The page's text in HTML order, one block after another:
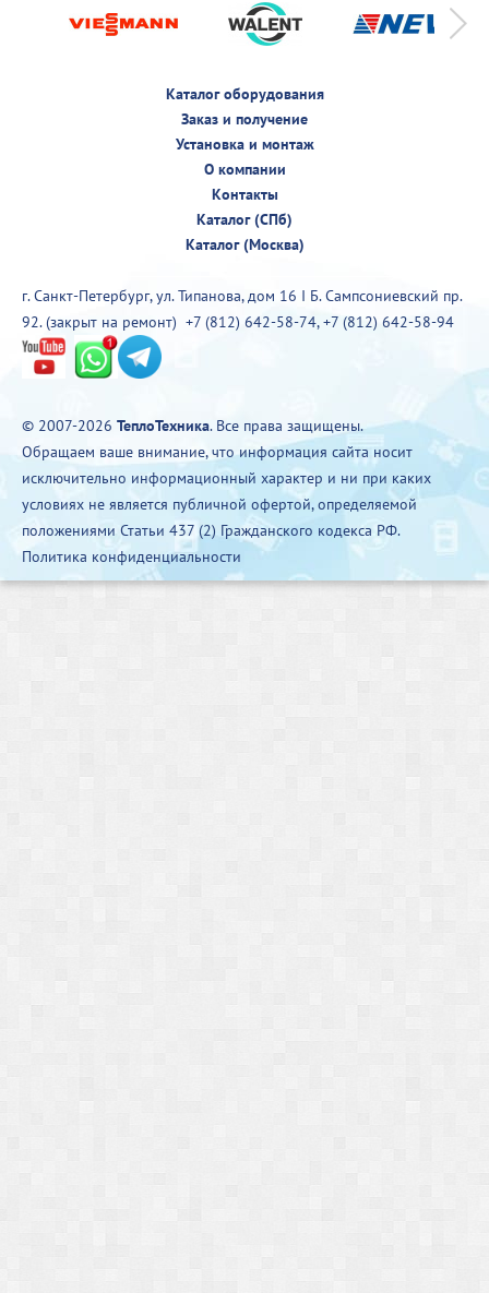
Каталог оборудования
Заказ и получение
Установка и монтаж
О компании
Контакты
Каталог (СПб)
Каталог (Москва)
г. Санкт-Петербург, ул. Типанова, дом 16 I Б. Сампсониевский пр.
92. (закрыт на ремонт) +7 (812) 642-58-74,+7 (812) 642-58-94
© 2007-2026 ТеплоТехника. Все права защищены.
Обращаем ваше внимание, что информация сайта носит
исключительно информационный характер и ни при каких
условиях не является публичной офертой, определяемой
положениями Статьи 437 (2) Гражданского кодекса РФ.
Политика конфиденциальности